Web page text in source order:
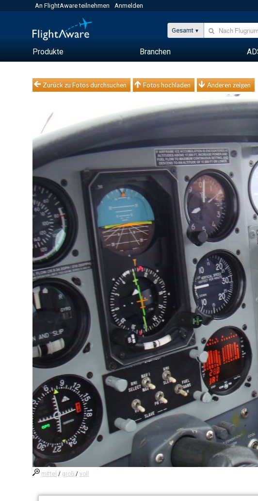
An FlightAware teilnehmen Anmelden
Gesamt
Produkte Branchen
Zurück zu Fotos durchsuchen Fotos hochladen Anderen zeigen
mittel / groß /voll